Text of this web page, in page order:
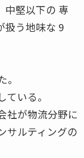
中堅以下の 専
扱う地味な 9
いる。
社が物流分野に
サルティングの